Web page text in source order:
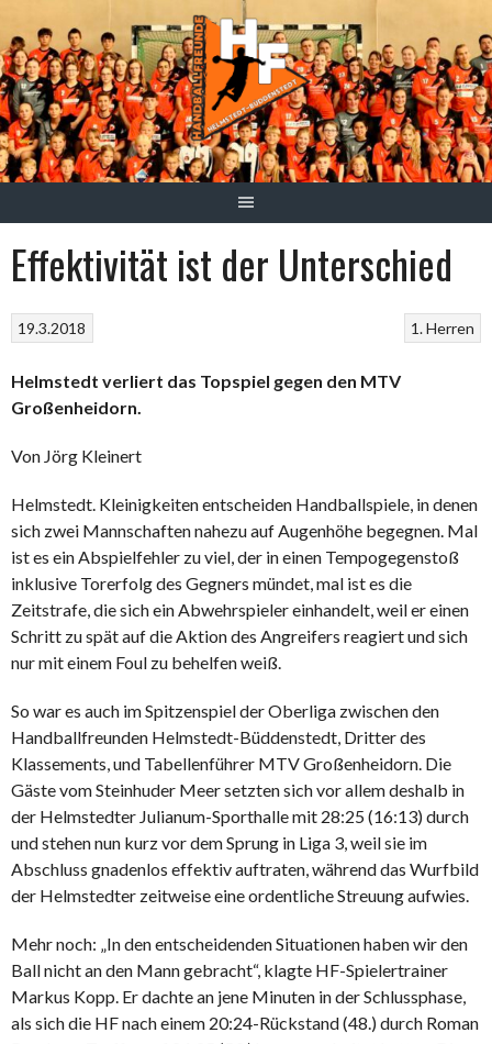
zum
Inhalt
Effektivität ist der Unterschied
1. Herren
19.3.2018
Helmstedt verliert das Topspiel gegen den MTV
Großenheidorn.
Von Jörg Kleinert
Helmstedt. Kleinigkeiten entscheiden Handballspiele, in denen
sich zwei Mannschaften nahezu auf Augenhöhe begegnen. Mal
ist es ein Abspielfehler zu viel, der in einen Tempogegenstoß
inklusive Torerfolg des Gegners mündet, mal ist es die
Zeitstrafe, die sich ein Abwehrspieler einhandelt, weil er einen
Schritt zu spät auf die Aktion des Angreifers reagiert und sich
nur mit einem Foul zu behelfen weiß.
So war es auch im Spitzenspiel der Oberliga zwischen den
Handballfreunden Helmstedt-Büddenstedt, Dritter des
Klassements, und Tabellenführer MTV Großenheidorn. Die
Gäste vom Steinhuder Meer setzten sich vor allem deshalb in
der Helmstedter Julianum-Sporthalle mit 28:25 (16:13) durch
und stehen nun kurz vor dem Sprung in Liga 3, weil sie im
Abschluss gnadenlos effektiv auftraten, während das Wurfbild
der Helmstedter zeitweise eine ordentliche Streuung aufwies.
Mehr noch: „In den entscheidenden Situationen haben wir den
Ball nicht an den Mann gebracht“, klagte HF-Spielertrainer
Markus Kopp. Er dachte an jene Minuten in der Schlussphase,
als sich die HF nach einem 20:24-Rückstand (48.) durch Roman